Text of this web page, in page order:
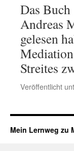
Das
Andreas
gelesen
Streites
Veröffentlicht
Mein Lernweg zu